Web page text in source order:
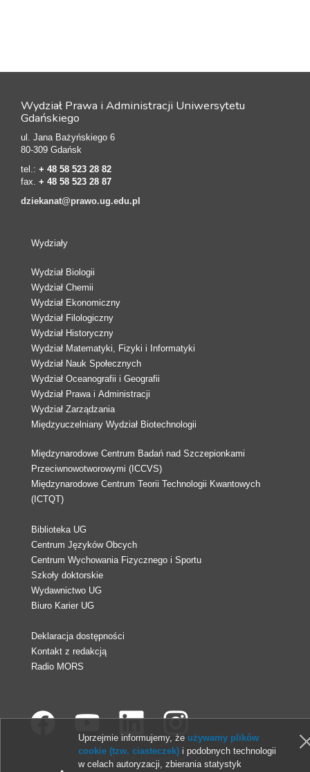
Wydział Prawa i Administracji Uniwersytetu
Gdańskiego
ul. Jana Bażyńskiego 6
80-309 Gdańsk
tel.: + 48 58 523 28 82
fax. + 48 58 523 28 87
dziekanat@prawo.ug.edu.pl
Wydziały
Wydział Biologii
Wydział Chemii
Wydział Ekonomiczny
Wydział Filologiczny
Wydział Historyczny
Wydział Matematyki, Fizyki i Informatyki
Wydział Nauk Społecznych
Wydział Oceanografii i Geografii
Wydział Prawa i Administracji
Wydział Zarządzania
Międzyuczelniany Wydział Biotechnologii
Międzynarodowe Centrum Badań nad Szczepionkami
Przeciwnowotworowymi (ICCVS)
Międzynarodowe Centrum Teorii Technologii Kwantowych
(ICTQT)
Biblioteka UG
Centrum Języków Obcych
Centrum Wychowania Fizycznego i Sportu
Szkoły doktorskie
Wydawnictwo UG
Biuro Karier UG
Deklaracja dostępności
Kontakt z redakcją
Radio MORS
© 2013-2026 Uniwersytet Gdański
Uprzejmie informujemy, że używamy plików
cookie (tzw. ciasteczek) i podobnych technologii
w celach autoryzacji, zbierania statystyk